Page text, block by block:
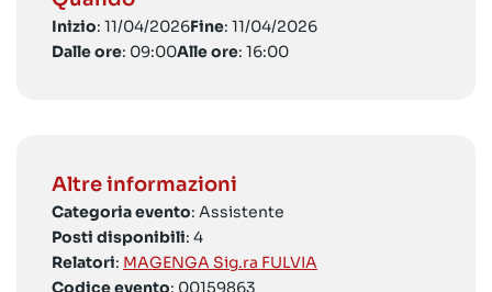
Inizio: 11/04/2026Fine: 11/04/2026
Dalle ore: 09:00Alle ore: 16:00
Altre informazioni
Categoria evento: Assistente
Posti disponibili: 4
Relatori: MAGENGA Sig.ra FULVIA
Codice evento: 00159863